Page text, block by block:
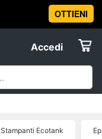
OTTIENI
Accedi
Stampanti Ecotank